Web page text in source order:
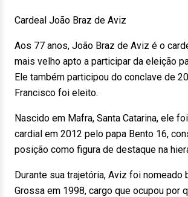
Cardeal João Braz de Aviz
Aos 77 anos, João Braz de Aviz é o
mais velho apto a participar da eleição
Ele também participou do conclave de
Francisco foi eleito.
Nascido em Mafra, Santa Catarina, ele
cardial em 2012 pelo papa Bento 16,
posição como figura de destaque na
Durante sua trajetória, Aviz foi nomeado
Grossa em 1998, cargo que ocupou por